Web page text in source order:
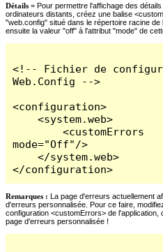
Détails = Pour permettre l'affichage des
ordinateurs distants, créez une balise
"web.config" situé dans le répertoire racine
ensuite la valeur "off" à l'attribut "mode" de
<!-- Fichier de
Web.Config -->
<configuration>
    <system.web>
        <customErrors
mode="Off"/>
    </system.web>
</configuration>
Remarques : La page d'erreurs actuellement
d'erreurs personnalisée. Pour ce faire,
configuration <customErrors> de
page d'erreurs personnalisée !